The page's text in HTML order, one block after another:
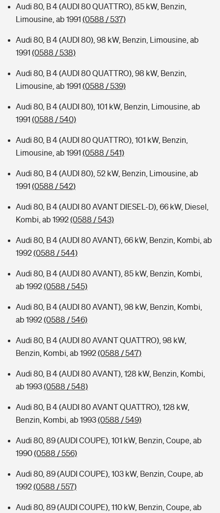
Audi 80, B 4 (AUDI 80 QUATTRO), 85 kW, Benzin,
Limousine, ab 1991 (0588 / 537)
Audi 80, B 4 (AUDI 80), 98 kW, Benzin, Limousine, ab
1991 (0588 / 538)
Audi 80, B 4 (AUDI 80 QUATTRO), 98 kW, Benzin,
Limousine, ab 1991 (0588 / 539)
Audi 80, B 4 (AUDI 80), 101 kW, Benzin, Limousine, ab
1991 (0588 / 540)
Audi 80, B 4 (AUDI 80 QUATTRO), 101 kW, Benzin,
Limousine, ab 1991 (0588 / 541)
Audi 80, B 4 (AUDI 80), 52 kW, Benzin, Limousine, ab
1991 (0588 / 542)
Audi 80, B 4 (AUDI 80 AVANT DIESEL-D), 66 kW, Diesel,
Kombi, ab 1992(0588 / 543)
Audi 80, B 4 (AUDI 80 AVANT), 66 kW, Benzin, Kombi, ab
1992(0588 / 544)
Audi 80, B 4 (AUDI 80 AVANT), 85 kW, Benzin, Kombi,
ab 1992(0588 / 545)
Audi 80, B 4 (AUDI 80 AVANT), 98 kW, Benzin, Kombi,
ab 1992(0588 / 546)
Audi 80, B 4 (AUDI 80 AVANT QUATTRO), 98 kW,
Benzin, Kombi, ab 1992(0588 / 547)
Audi 80, B 4 (AUDI 80 AVANT), 128 kW, Benzin, Kombi,
ab 1993(0588 / 548)
Audi 80, B 4 (AUDI 80 AVANT QUATTRO), 128 kW,
Benzin, Kombi, ab 1993(0588 / 549)
Audi 80, 89 (AUDI COUPE), 101 kW, Benzin, Coupe, ab
1990(0588 / 556)
Audi 80, 89 (AUDI COUPE), 103 kW, Benzin, Coupe, ab
1992(0588 / 557)
Audi 80, 89 (AUDI COUPE), 110 kW, Benzin, Coupe, ab